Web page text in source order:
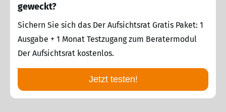
geweckt?
Sichern Sie sich das Der Aufsichtsrat Gratis Paket: 1
Ausgabe + 1 Monat Testzugang zum Beratermodul
Der Aufsichtsrat kostenlos.
Jetzt testen!